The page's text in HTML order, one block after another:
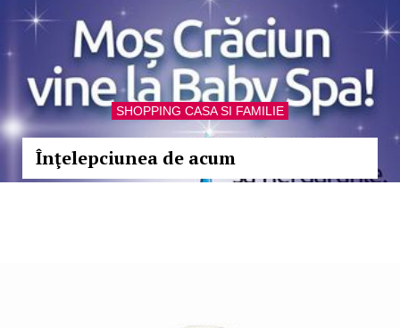
SHOPPING CASA SI FAMILIE
Înţelepciunea de acum